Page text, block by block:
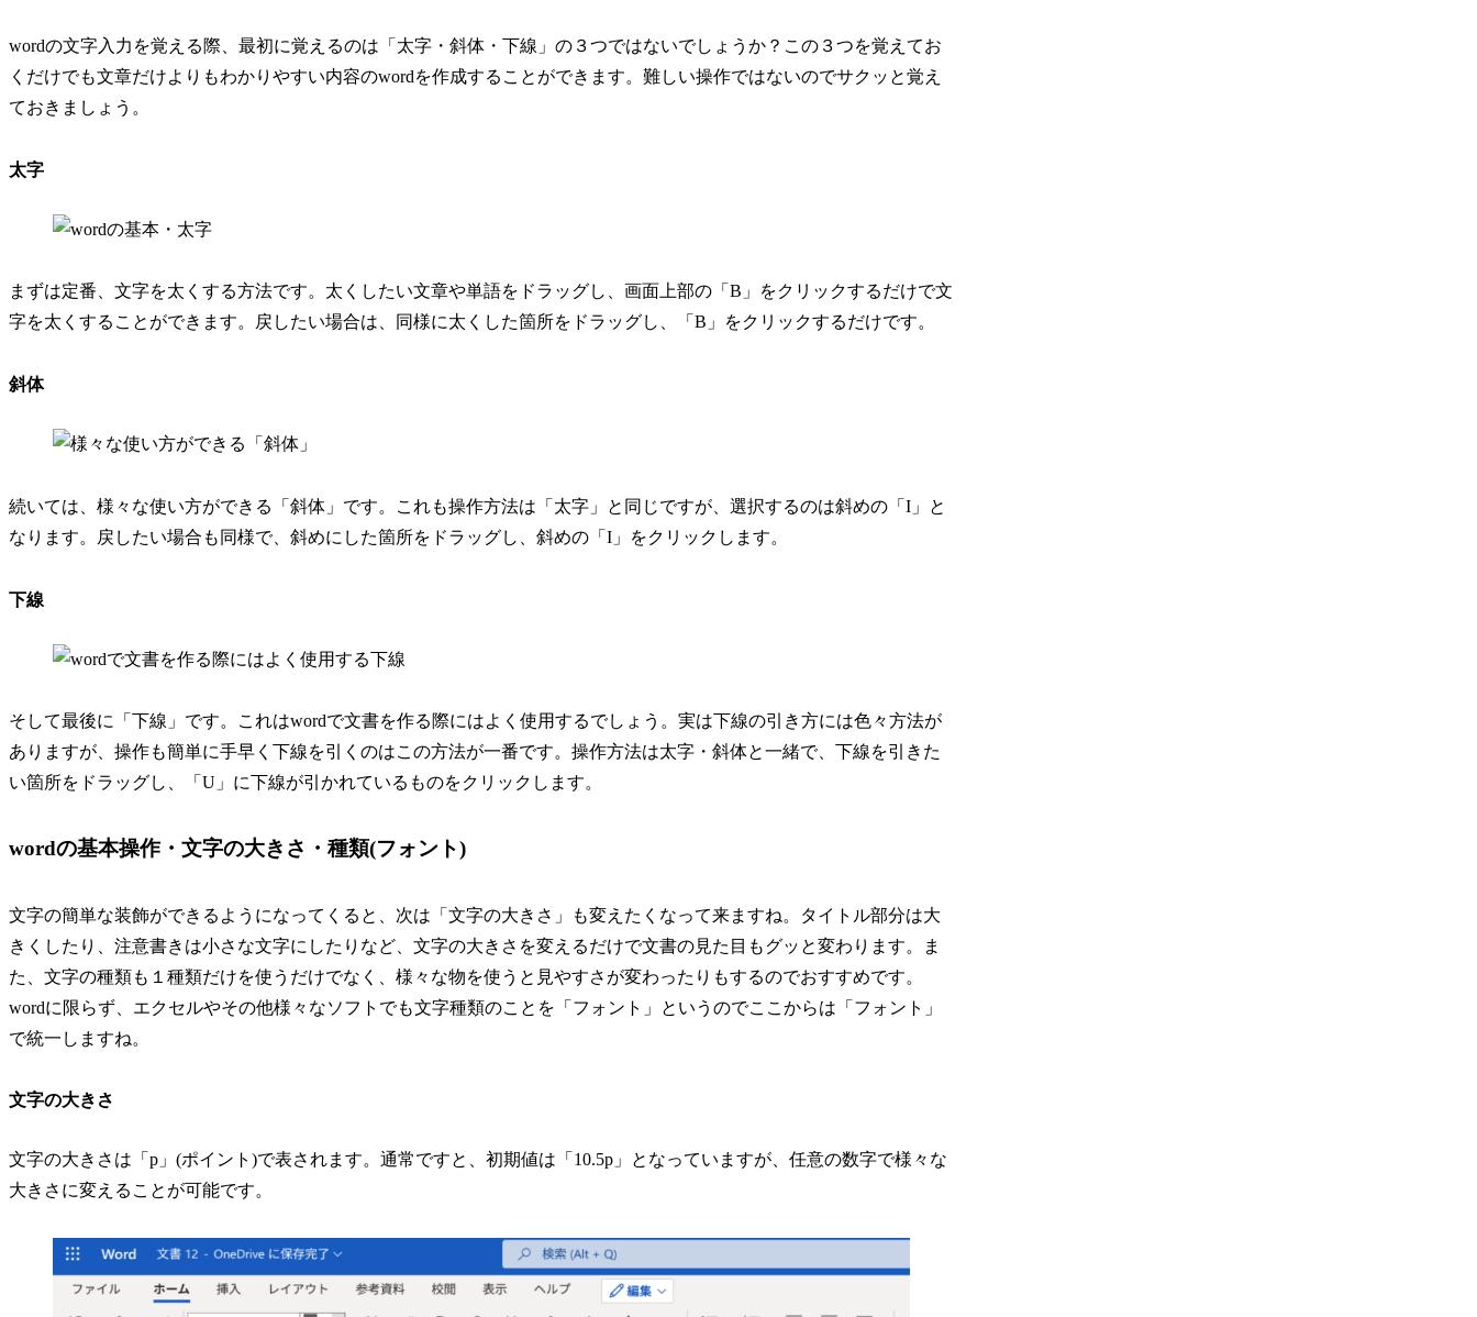
wordの文字入力を覚える際、最初に覚えるのは「太字・斜体・下線」の３つではないでしょうか？この３つを覚えてお
くだけでも文章だけよりもわかりやすい内容のwordを作成することができます。難しい操作ではないのでサクッと覚え
ておきましょう。
太字
まずは定番、文字を太くする方法です。太くしたい文章や単語をドラッグし、画面上部の「B」をクリックするだけで文
字を太くすることができます。戻したい場合は、同様に太くした箇所をドラッグし、「B」をクリックするだけです。
斜体
続いては、様々な使い方ができる「斜体」です。これも操作方法は「太字」と同じですが、選択するのは斜めの「I」と
なります。戻したい場合も同様で、斜めにした箇所をドラッグし、斜めの「I」をクリックします。
下線
そして最後に「下線」です。これはwordで文書を作る際にはよく使用するでしょう。実は下線の引き方には色々方法が
ありますが、操作も簡単に手早く下線を引くのはこの方法が一番です。操作方法は太字・斜体と一緒で、下線を引きた
い箇所をドラッグし、「U」に下線が引かれているものをクリックします。
wordの基本操作・文字の大きさ・種類(フォント)
文字の簡単な装飾ができるようになってくると、次は「文字の大きさ」も変えたくなって来ますね。タイトル部分は大
きくしたり、注意書きは小さな文字にしたりなど、文字の大きさを変えるだけで文書の見た目もグッと変わります。ま
た、文字の種類も１種類だけを使うだけでなく、様々な物を使うと見やすさが変わったりもするのでおすすめです。
wordに限らず、エクセルやその他様々なソフトでも文字種類のことを「フォント」というのでここからは「フォント」
で統一しますね。
文字の大きさ
文字の大きさは「p」(ポイント)で表されます。通常ですと、初期値は「10.5p」となっていますが、任意の数字で様々な
大きさに変えることが可能です。